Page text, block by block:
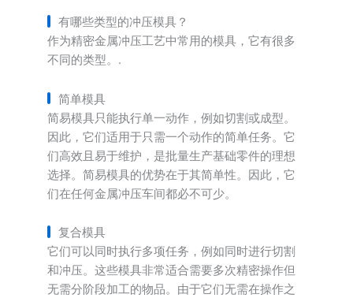
有哪些类型的冲压模具？
作为精密金属冲压工艺中常用的模具，它有很多
不同的类型。.
简单模具
简易模具只能执行单一动作，例如切割或成型。
因此，它们适用于只需一个动作的简单任务。它
们高效且易于维护，是批量生产基础零件的理想
选择。简易模具的优势在于其简单性。因此，它
们在任何金属冲压车间都必不可少。
复合模具
它们可以同时执行多项任务，例如同时进行切割
和冲压。这些模具非常适合需要多次精密操作但
无需分阶段加工的物品。由于它们无需在操作之